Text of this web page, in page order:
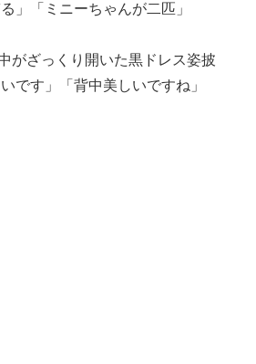
」「ミニーちゃんが二匹」
がざっくり開いた黒ドレス姿披
です」「背中美しいですね」